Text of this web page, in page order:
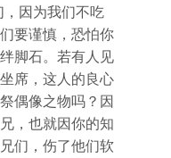
，因为我们不吃
要谨慎，恐怕你
脚石。若有人见
席，这人的良心
偶像之物吗？因
，也就因你的知
们，伤了他们软